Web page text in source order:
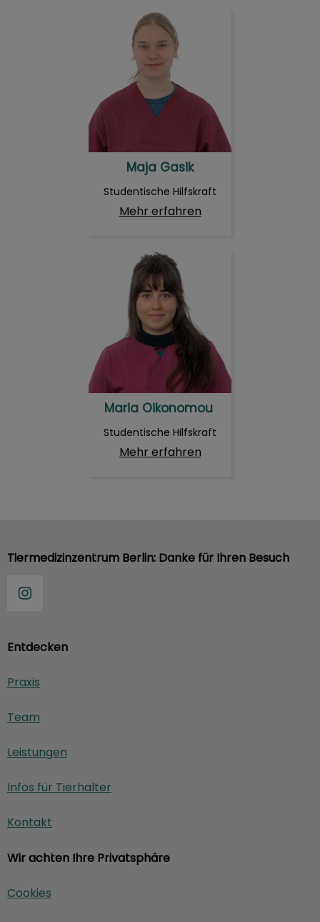
Maja Gasik
Maja Gasik
Studentische Hilfskraft
Mehr erfahren
Maria Oikonomou
Maria Oikonomou
Studentische Hilfskraft
Mehr erfahren
Entdecken
Praxis
Team
Leistungen
Infos für Tierhalter
Kontakt
Wir achten Ihre Privatsphäre
Cookies
Tiermedizinzentrum Berlin: Danke für Ihren Besuch